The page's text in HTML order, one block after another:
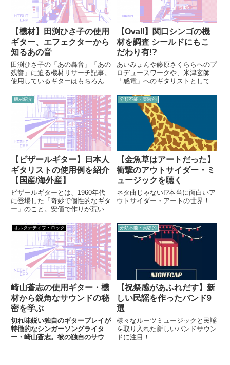
【機材】田渕ひさ子の使用
ギター、エフェクターから
知るあの音
田渕ひさ子の「あの轟音」「あの
残響」に迫る機材リサーチ記事。
使用しているギターはもちろん、
ド、ストラップなどをご紹介。
【Ovall】関口シンゴの機
材を調査 シールドにもこ
だわり有!?
あいみょんや藤原さくららへのプ
ロデュースワークや、米津玄師
「感電」へのギタリストとしての
ド・Ovallとして国内外で高い評
価を得ている関口シンゴ。彼のソ
フトでLo-Fiな音の秘密に迫る、
機材調査企画。
機材紹介
【ビザールギター】日本人
ギタリストの使用例を紹介
【国産/海外産】
ビザールギターとは、1960年代
に登場した「奇妙で個性的なギタ
ー」のこと。安価で作りが荒いも
スイッチ類、レトロ感が魅力だ。
本記事では、長岡亮介や坂本慎太
郎など、日本人ギタリストが愛用
している例をまとめて紹介する。
分類不能・実験的
【金魚草はアートだった】
衝撃のアウトサイダー・ミ
ュージックを聴く
ネタ曲じゃない!?本当に面白いア
ウトサイダー・アートの世界！
オルタナティブ・ロック
崎山蒼志の使用ギター・機
材から鋭角なサウンドの秘
密を学ぶ
切れ味鋭い独自のギタープレイが
特徴的なシンガーソングライタ
ー・崎山蒼志。彼の独自のサウン
分類不能・実験的
【祝祭感があふれだす】新
しい民謡を作ったバンド9
選
様々なルーツミュージックと民謡
を取り入れた新しいバンドサウン
ドに注目！